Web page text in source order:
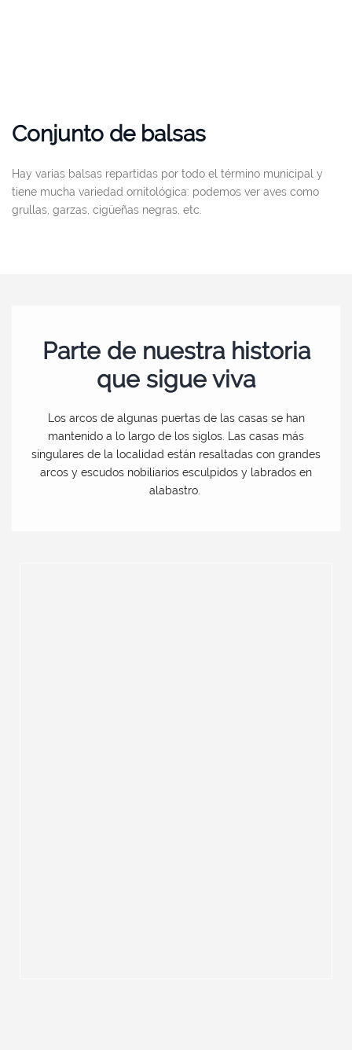
Conjunto de balsas
Hay varias balsas repartidas por todo el término municipal y
tiene mucha variedad ornitológica: podemos ver aves como
grullas, garzas, cigüeñas negras, etc.
Parte de nuestra historia
que sigue viva
Los arcos de algunas puertas de las casas se han
mantenido a lo largo de los siglos. Las casas más
singulares de la localidad están resaltadas con grandes
arcos y escudos nobiliarios esculpidos y labrados en
alabastro.